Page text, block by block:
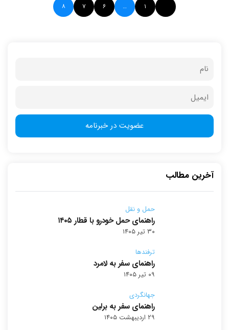
۱ … ۶ ۷ ۸
آخرین مطالب
حمل و نقل
راهنمای حمل خودرو با قطار ۱۴۰۵
۳۰ تیر ۱۴۰۵
ترفندها
راهنمای سفر به لامرد
۰۹ تیر ۱۴۰۵
جهانگردی
راهنمای سفر به برلین
۲۹ اردیبهشت ۱۴۰۵